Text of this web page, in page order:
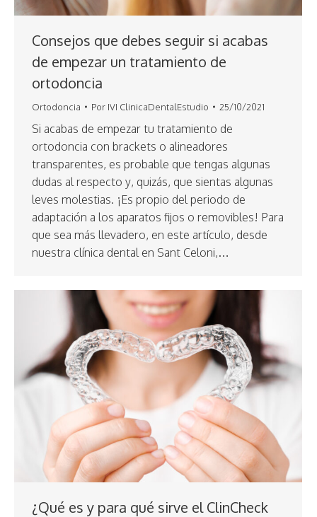
Consejos que debes seguir si acabas
de empezar un tratamiento de
ortodoncia
Ortodoncia Por IVI ClinicaDentalEstudio 25/10/2021
Si acabas de empezar tu tratamiento de
ortodoncia con brackets o alineadores
transparentes, es probable que tengas algunas
dudas al respecto y, quizás, que sientas algunas
leves molestias. ¡Es propio del periodo de
adaptación a los aparatos fijos o removibles! Para
que sea más llevadero, en este artículo, desde
nuestra clínica dental en Sant Celoni,…
¿Qué es y para qué sirve el ClinCheck